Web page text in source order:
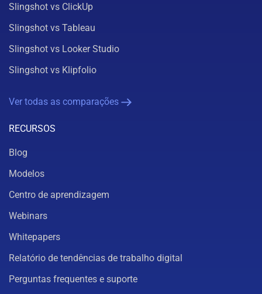
Slingshot vs ClickUp
Slingshot vs Tableau
Slingshot vs Looker Studio
Slingshot vs Klipfolio
Ver todas as comparações
RECURSOS
Blog
Modelos
Centro de aprendizagem
Webinars
Whitepapers
Relatório de tendências de trabalho digital
Perguntas frequentes e suporte